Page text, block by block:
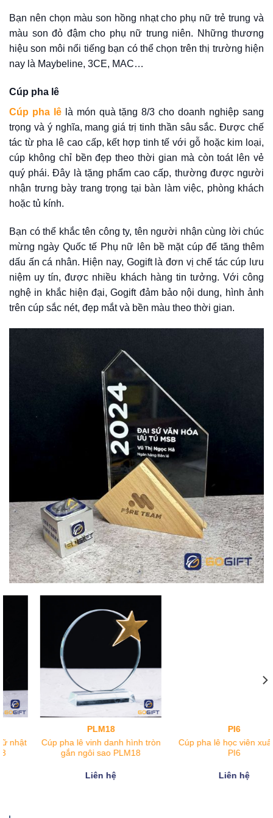
Bạn nên chọn màu son hồng nhạt cho phụ nữ trẻ trung và
màu son đỏ đậm cho phụ nữ trung niên. Những thương
hiệu son môi nổi tiếng bạn có thể chọn trên thị trường hiện
nay là Maybeline, 3CE, MAC…
Cúp pha lê
Cúp pha lêlà món quà tặng 8/3 cho doanh nghiệp sang
trọng và ý nghĩa, mang giá trị tinh thần sâu sắc. Được chế
tác từ pha lê cao cấp, kết hợp tinh tế với gỗ hoặc kim loại,
cúp không chỉ bền đẹp theo thời gian mà còn toát lên vẻ
quý phái. Đây là tặng phẩm cao cấp, thường được người
nhận trưng bày trang trọng tại bàn làm việc, phòng khách
hoặc tủ kính.
Bạn có thể khắc tên công ty, tên người nhận cùng lời chúc
mừng ngày Quốc tế Phụ nữ lên bề mặt cúp để tăng thêm
dấu ấn cá nhân. Hiện nay, Gogift là đơn vị chế tác cúp lưu
niệm uy tín, được nhiều khách hàng tin tưởng. Với công
nghệ in khắc hiện đại, Gogift đảm bảo nội dung, hình ảnh
trên cúp sắc nét, đẹp mắt và bền màu theo thời gian.
Cúp pha lê vinh danh hình tròn
gắn ngôi sao PLM18
Cúp pha lê học viên xuất sắc